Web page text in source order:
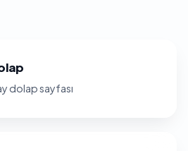
dolap sayfası